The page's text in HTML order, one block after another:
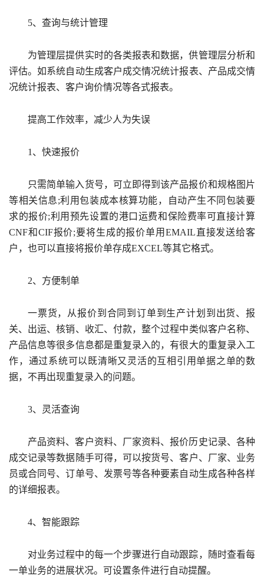
5、查询与统计管理
为管理层提供实时的各类报表和数据，供管理层分析和
评估。如系统自动生成客户成交情况统计报表、产品成交情
况统计报表、客户询价情况等各式报表。
提高工作效率，减少人为失误
1、快速报价
只需简单输入货号，可立即得到该产品报价和规格图片
等相关信息;利用包装成本核算功能，自动产生不同包装要
求的报价;利用预先设置的港口运费和保险费率可直接计算
CNF和CIF报价;要将生成的报价单用EMAIL直接发送给客
户，也可以直接将报价单存成EXCEL等其它格式。
2、方便制单
一票货，从报价到合同到订单到生产计划到出货、报
关、出运、核销、收汇、付款，整个过程中类似客户名称、
产品信息等很多信息都是重复录入的，有很大的重复录入工
作，通过系统可以既清晰又灵活的互相引用单据之单的数
据，不再出现重复录入的问题。
3、灵活查询
产品资料、客户资料、厂家资料、报价历史记录、各种
成交记录等数据随手可得，可以按货号、客户、厂家、业务
员或合同号、订单号、发票号等各种要素自动生成各种各样
的详细报表。
4、智能跟踪
对业务过程中的每一个步骤进行自动跟踪，随时查看每
一单业务的进展状况。可设置条件进行自动提醒。